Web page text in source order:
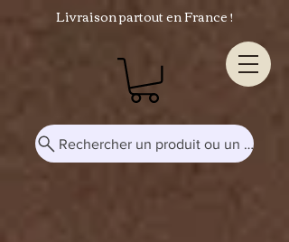
Livraison partout en France !
Rechercher un produit ou un mot-